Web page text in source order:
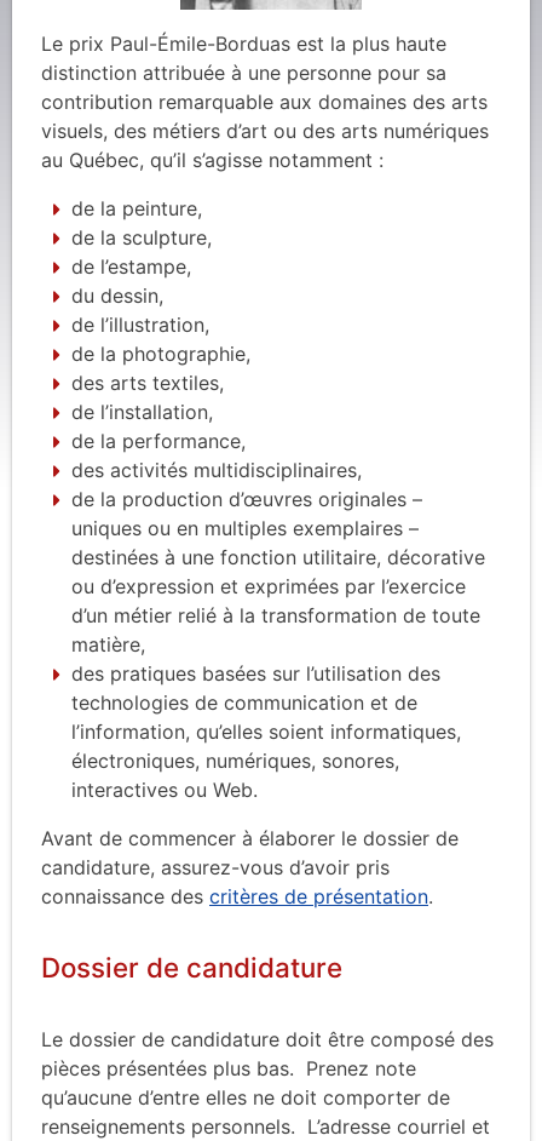
Le prix Paul-Émile-Borduas est la plus haute
distinction attribuée à une personne pour sa
contribution remarquable aux domaines des arts
visuels, des métiers d’art ou des arts numériques
au Québec, qu’il s’agisse notamment :
de la peinture,
de la sculpture,
de l’estampe,
du dessin,
de l’illustration,
de la photographie,
des arts textiles,
de l’installation,
de la performance,
des activités multidisciplinaires,
de la production d’œuvres originales –
uniques ou en multiples exemplaires –
destinées à une fonction utilitaire, décorative
ou d’expression et exprimées par l’exercice
d’un métier relié à la transformation de toute
matière,
des pratiques basées sur l’utilisation des
technologies de communication et de
l’information, qu’elles soient informatiques,
électroniques, numériques, sonores,
interactives ou Web.
Avant de commencer à élaborer le dossier de
candidature, assurez-vous d’avoir pris
connaissance des critères de présentation.
Dossier de candidature
Le dossier de candidature doit être composé des
pièces présentées plus bas. Prenez note
qu’aucune d’entre elles ne doit comporter de
renseignements personnels. L’adresse courriel et